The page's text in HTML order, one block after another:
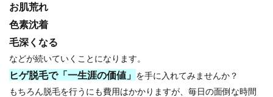
お肌荒れ
色素沈着
毛深くなる
などが続いていくことになります。
ヒゲ脱毛で「一生涯の価値」 を手に入れてみませんか？
もちろん脱毛を行うにも費用はかかりますが、毎日の面倒な時間